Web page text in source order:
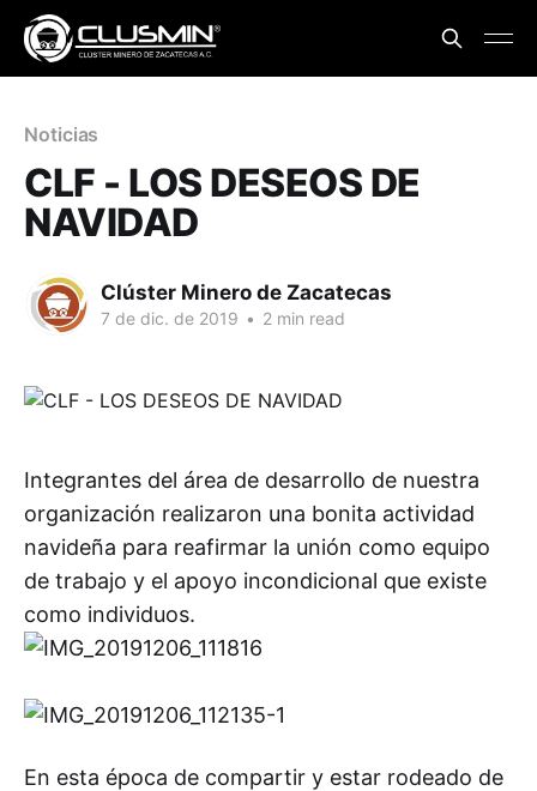
Noticias
CLF - LOS DESEOS DE
NAVIDAD
Clúster Minero de Zacatecas
7 de dic. de 2019 • 2 min read
Integrantes del área de desarrollo de nuestra
organización realizaron una bonita actividad
navideña para reafirmar la unión como equipo
de trabajo y el apoyo incondicional que existe
como individuos.
En esta época de compartir y estar rodeado de